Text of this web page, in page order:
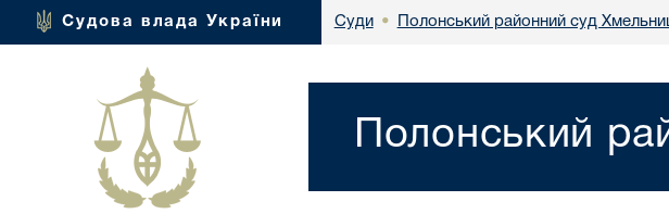
Судова влада України Суди • Полонський районний суд
Полонський